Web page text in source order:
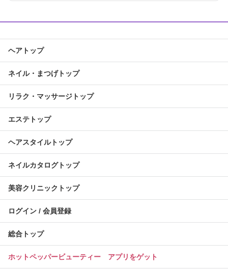
ヘアトップ
ネイル・まつげトップ
リラク・マッサージトップ
エステトップ
ヘアスタイルトップ
ネイルカタログトップ
美容クリニックトップ
ログイン / 会員登録
総合トップ
ホットペッパービューティー アプリをゲット